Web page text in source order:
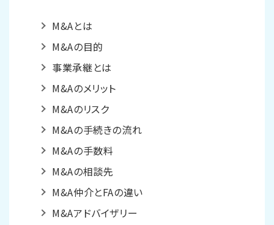
M&Aとは
M&Aの目的
事業承継とは
M&Aのメリット
M&Aのリスク
M&Aの手続きの流れ
M&Aの手数料
M&Aの相談先
M&A仲介とFAの違い
M&Aアドバイザリー